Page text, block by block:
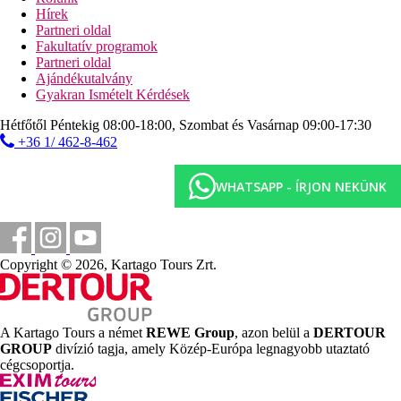
Távolság a tengerparttól
92 km
Távolság a legközelebbi repülőtértől
200 m
Autóbuszpályaudvar
Strand
Gyermekmedence
Pool-bár
Napágyak a medencénél
Napernyők a medencénél
Képgaléria
Hírek
Partneri oldal
Fakultatív programok
Partneri oldal
Ajándékutalvány
Gyakran Ismételt Kérdések
Hétfőtől Péntekig 08:00-18:00, Szombat és Vasárnap 09:00-17:30
+36 1/ 462-8-462
WHATSAPP - ÍRJON NEKÜNK
Copyright © 2026, Kartago Tours Zrt.
A Kartago Tours a német REWE Group, azon belül a DERTOUR
GROUP divízió tagja, amely Közép-Európa legnagyobb utaztató
cégcsoportja.